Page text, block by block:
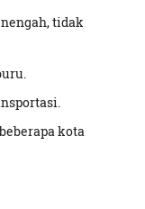
tidak
kota